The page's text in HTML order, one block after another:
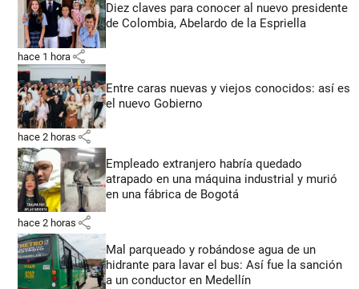
Diez claves para conocer al nuevo presidente
de Colombia, Abelardo de la Espriella
hace 1 hora share
Entre caras nuevas y viejos conocidos: así es
el nuevo Gobierno
hace 2 horas share
Empleado extranjero habría quedado
atrapado en una máquina industrial y murió
en una fábrica de Bogotá
hace 2 horas share
Mal parqueado y robándose agua de un
hidrante para lavar el bus: Así fue la sanción
a un conductor en Medellín